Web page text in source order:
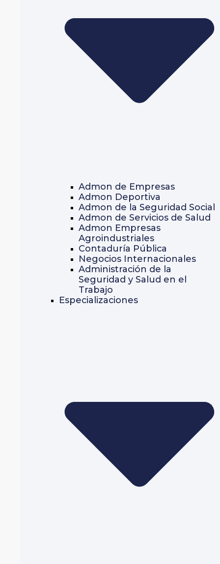
Admon de Empresas
Admon Deportiva
Admon de la Seguridad Social
Admon de Servicios de Salud
Admon Empresas
Agroindustriales
Contaduría Pública
Negocios Internacionales
Administración de la
Seguridad y Salud en el
Trabajo
Especializaciones